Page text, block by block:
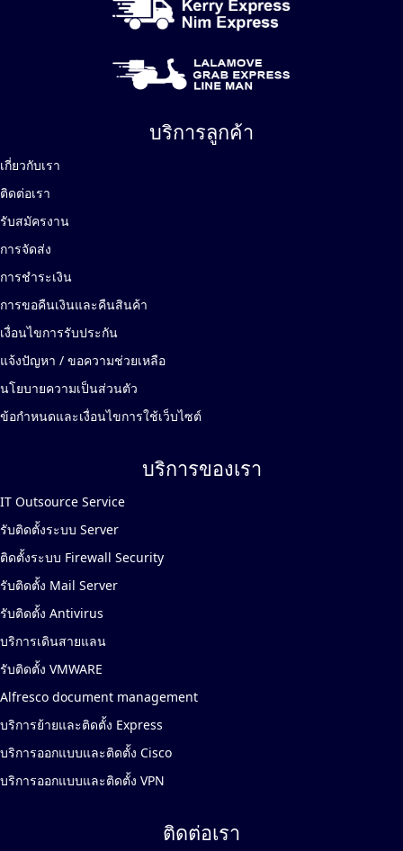
บริการลูกค้า
เกี่ยวกับเรา
ติดต่อเรา
รับสมัครงาน
การจัดส่ง
การชำระเงิน
การขอคืนเงินและคืนสินค้า
เงื่อนไขการรับประกัน
แจ้งปัญหา / ขอความช่วยเหลือ
นโยบายความเป็นส่วนตัว
ข้อกำหนดและเงื่อนไขการใช้เว็บไซต์
บริการของเรา
IT Outsource Service
รับติดตั้งระบบ Server
ติดตั้งระบบ Firewall Security
รับติดตั้ง Mail Server
รับติดตั้ง Antivirus
บริการเดินสายแลน
รับติดตั้ง VMWARE
Alfresco document management
บริการย้ายและติดตั้ง Express
บริการออกแบบและติดตั้ง Cisco
บริการออกแบบและติดตั้ง VPN
ติดต่อเรา